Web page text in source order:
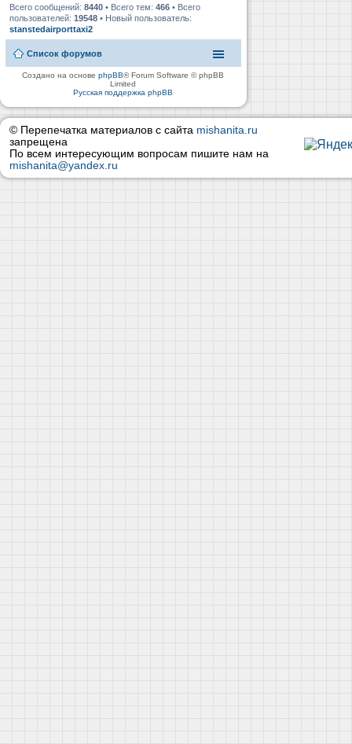
Всего сообщений: 8440 • Всего тем: 466 • Всего
пользователей: 19548 • Новый пользователь:
stanstedairporttaxi2
Список форумов
Создано на основеphpBB® Forum Software © phpBB
Limited
Русская поддержка phpBB
© Перепечатка материалов с сайта mishanita.ru
запрещена
По всем интересующим вопросам пишите нам на
mishanita@yandex.ru